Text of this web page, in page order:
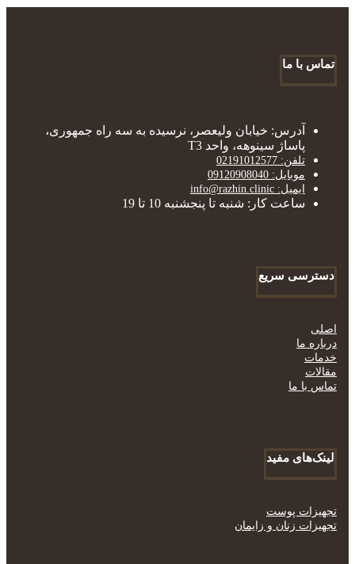
تماس با ما
آدرس: خیابان ولیعصر، نرسیده به سه راه جمهوری،
پاساژ سینوهه، واحد T3
تلفن: 02191012577
موبایل: 09120908040
ایمیل: info@razhin.clinic
ساعت کار: شنبه تا پنجشنبه 10 تا 19
دسترسی سریع
اصلی
درباره ما
خدمات
مقالات
تماس با ما
لینک‌های مفید
تجهیزات پوست
تجهیزات زنان و زایمان